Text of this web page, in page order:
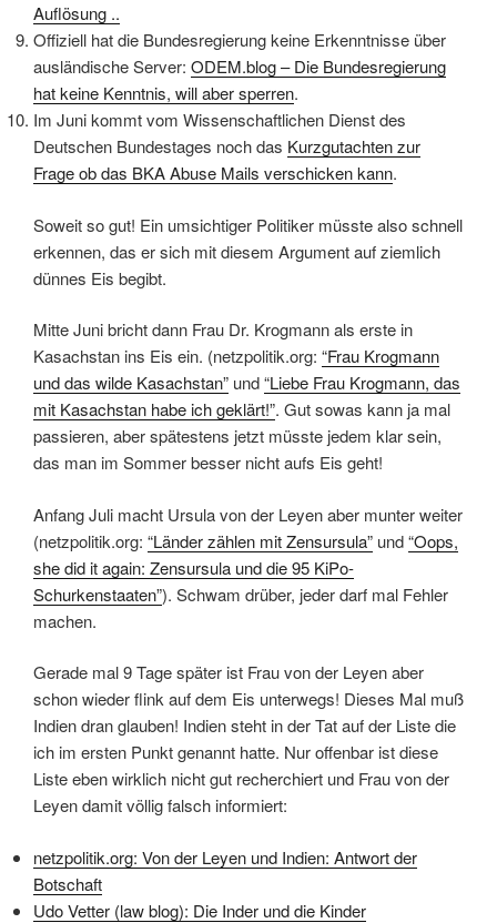
Auflösung ..
Offiziell hat die Bundesregierung keine Erkenntnisse über
ausländische Server: ODEM.blog – Die Bundesregierung
hat keine Kenntnis, will aber sperren.
Im Juni kommt vom Wissenschaftlichen Dienst des
Deutschen Bundestages noch das Kurzgutachten zur
Frage ob das BKA Abuse Mails verschicken kann.
Soweit so gut! Ein umsichtiger Politiker müsste also schnell
erkennen, das er sich mit diesem Argument auf ziemlich
dünnes Eis begibt.
Mitte Juni bricht dann Frau Dr. Krogmann als erste in
Kasachstan ins Eis ein. (netzpolitik.org: “Frau Krogmann
und das wilde Kasachstan” und“Liebe Frau Krogmann, das
mit Kasachstan habe ich geklärt!”. Gut sowas kann ja mal
passieren, aber spätestens jetzt müsste jedem klar sein,
das man im Sommer besser nicht aufs Eis geht!
Anfang Juli macht Ursula von der Leyen aber munter weiter
(netzpolitik.org: “Länder zählen mit Zensursula” und“Oops,
she did it again: Zensursula und die 95 KiPo-
Schurkenstaaten”). Schwam drüber, jeder darf mal Fehler
machen.
Gerade mal 9 Tage später ist Frau von der Leyen aber
schon wieder flink auf dem Eis unterwegs! Dieses Mal muß
Indien dran glauben! Indien steht in der Tat auf der Liste die
ich im ersten Punkt genannt hatte. Nur offenbar ist diese
Liste eben wirklich nicht gut recherchiert und Frau von der
Leyen damit völlig falsch informiert:
netzpolitik.org: Von der Leyen und Indien: Antwort der
Botschaft
Udo Vetter (law blog): Die Inder und die Kinder